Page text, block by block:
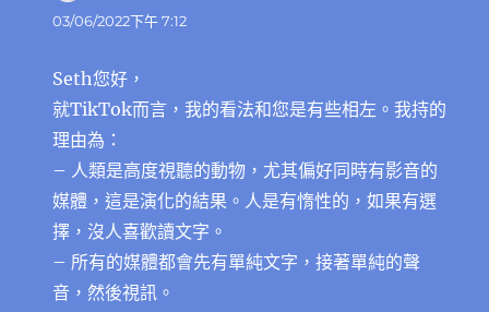
03/06/2022下午 7:12
Seth您好，
就TikTok而言，我的看法和您是有些相左。我持的
理由為：
– 人類是高度視聽的動物，尤其偏好同時有影音的
媒體，這是演化的結果。人是有惰性的，如果有選
擇，沒人喜歡讀文字。
– 所有的媒體都會先有單純文字，接著單純的聲
音，然後視訊。